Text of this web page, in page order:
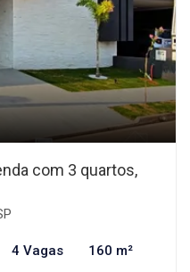
com 3 quartos,
4 Vagas 160 m²